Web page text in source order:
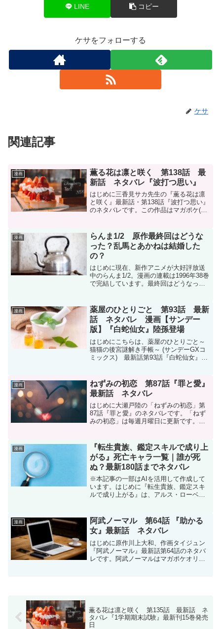
LINE コピー
ケサをフォローする
ケサ
関連記事
漫画
薫る花は凛と咲く 第138話 最
新話 ネタバレ『波打つ思い』
はじめに三香見サカ先生の『薫る花は凛
と咲く』最新話・第138話『波打つ思い』
のネタバレです。この作品はマガポケ(マ
巻まで発売中です。薫る花は凛と咲く -
三香見サカ...
漫画
らんま1/2 原作最終回はどうな
った？乱馬とあかねは結婚した
の？
はじめに現在、新作アニメが大好評放送
中のらんま1/2。漫画の連載は1996年38巻
で完結しています。最終回はどうなった
おすすめDMMブックスとは漫画・コミッ
ク・小説な...
漫画
薬屋のひとりごと 第93話 最新
話 ネタバレ 漫画【サンデー
版】『白蛇仙女』陸孫登場
はじめにこちらは、薬屋のひとりごと～
猫猫の後宮謎解き手帳～ (サンデーGXコ
ミックス) 最新話第93話『白蛇仙女』の
す。月刊サンデーGX 2025年10月号（...
漫画
ねずみの初恋 第87話『罪と愛』
最新話 ネタバレ
はじめに大瀬戸陸の「ねずみの初恋」第
87話『罪と愛』のネタバレです。「ねず
みの初恋」は毎週月曜日に更新です。次
ガジン公式無料漫画アプリねずみの初恋
...
漫画
『転生貴族、鑑定スキルで成り上
がる』死亡キャラ一覧｜誰が死
ぬ？最新180話までネタバレ
※本記事の一部はAIを活用して作成して
います。はじめに『転生貴族、鑑定スキ
ルで成り上がる』は、アルス・ローベン
す。領地経営を中心とした作品ですが、
物語が進むとミーシアン州...
漫画
阿武ノーマル 第64話 『助かる
女』最新話 ネタバレ
はじめに原作川上大和、作画タイジュン
『阿武ノーマル』最新話第64話のネタバ
レです。阿武ノーマルはマガポケオリジ
薫る花は凛と咲く 第135話 最新話 ネ
タバレ『1学期期末試験』最新刊15巻発売
日